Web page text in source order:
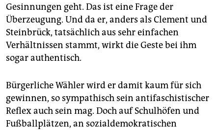
Gesinnungen geht. Das ist eine Frage der
Überzeugung. Und da er, anders als Clement und
Steinbrück, tatsächlich aus sehr einfachen
Verhältnissen stammt, wirkt die Geste bei ihm
sogar authentisch.
Bürgerliche Wähler wird er damit kaum für sich
gewinnen, so sympathisch sein antifaschistischer
Reflex auch sein mag. Doch auf Schulhöfen und
Fußballplätzen, an sozialdemokratischen